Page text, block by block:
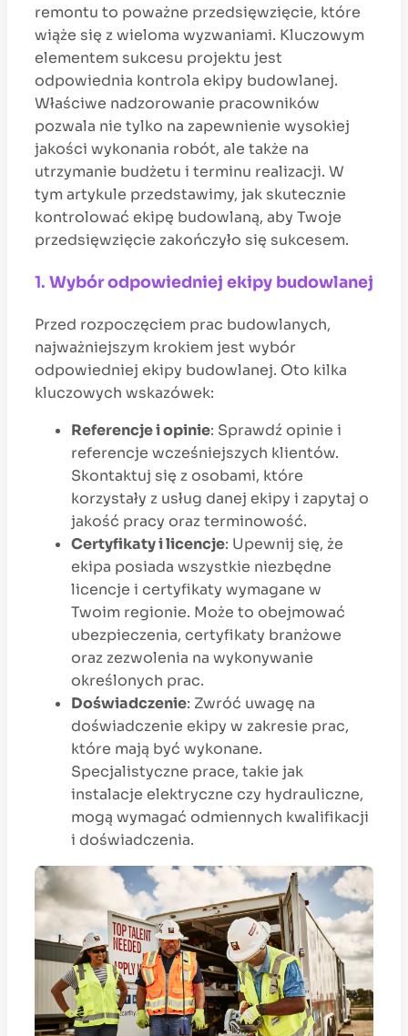
remontu to poważne przedsięwzięcie, które
wiąże się z wieloma wyzwaniami. Kluczowym
elementem sukcesu projektu jest
odpowiednia kontrola ekipy budowlanej.
Właściwe nadzorowanie pracowników
pozwala nie tylko na zapewnienie wysokiej
jakości wykonania robót, ale także na
utrzymanie budżetu i terminu realizacji. W
tym artykule przedstawimy, jak skutecznie
kontrolować ekipę budowlaną, aby Twoje
przedsięwzięcie zakończyło się sukcesem.
1. Wybór odpowiedniej ekipy budowlanej
Przed rozpoczęciem prac budowlanych,
najważniejszym krokiem jest wybór
odpowiedniej ekipy budowlanej. Oto kilka
kluczowych wskazówek:
Referencje i opinie: Sprawdź opinie i
referencje wcześniejszych klientów.
Skontaktuj się z osobami, które
korzystały z usług danej ekipy i zapytaj o
jakość pracy oraz terminowość.
Certyfikaty i licencje: Upewnij się, że
ekipa posiada wszystkie niezbędne
licencje i certyfikaty wymagane w
Twoim regionie. Może to obejmować
ubezpieczenia, certyfikaty branżowe
oraz zezwolenia na wykonywanie
określonych prac.
Doświadczenie: Zwróć uwagę na
doświadczenie ekipy w zakresie prac,
które mają być wykonane.
Specjalistyczne prace, takie jak
instalacje elektryczne czy hydrauliczne,
mogą wymagać odmiennych kwalifikacji
i doświadczenia.